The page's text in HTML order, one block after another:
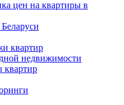
цен на квартиры в
квартир
недвижимости
квартир